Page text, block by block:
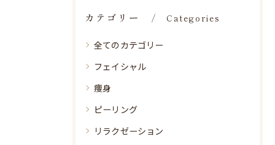
カテゴリー Categories
全てのカテゴリー
フェイシャル
痩身
ピーリング
リラクゼーション